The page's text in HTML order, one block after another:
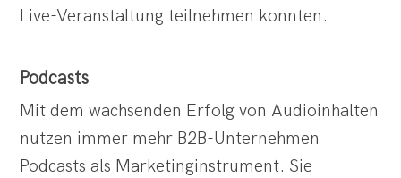
Live-Veranstaltung teilnehmen konnten.
Podcasts
Mit dem wachsenden Erfolg von Audioinhalten
nutzen immer mehr B2B-Unternehmen
Podcasts als Marketinginstrument. Sie